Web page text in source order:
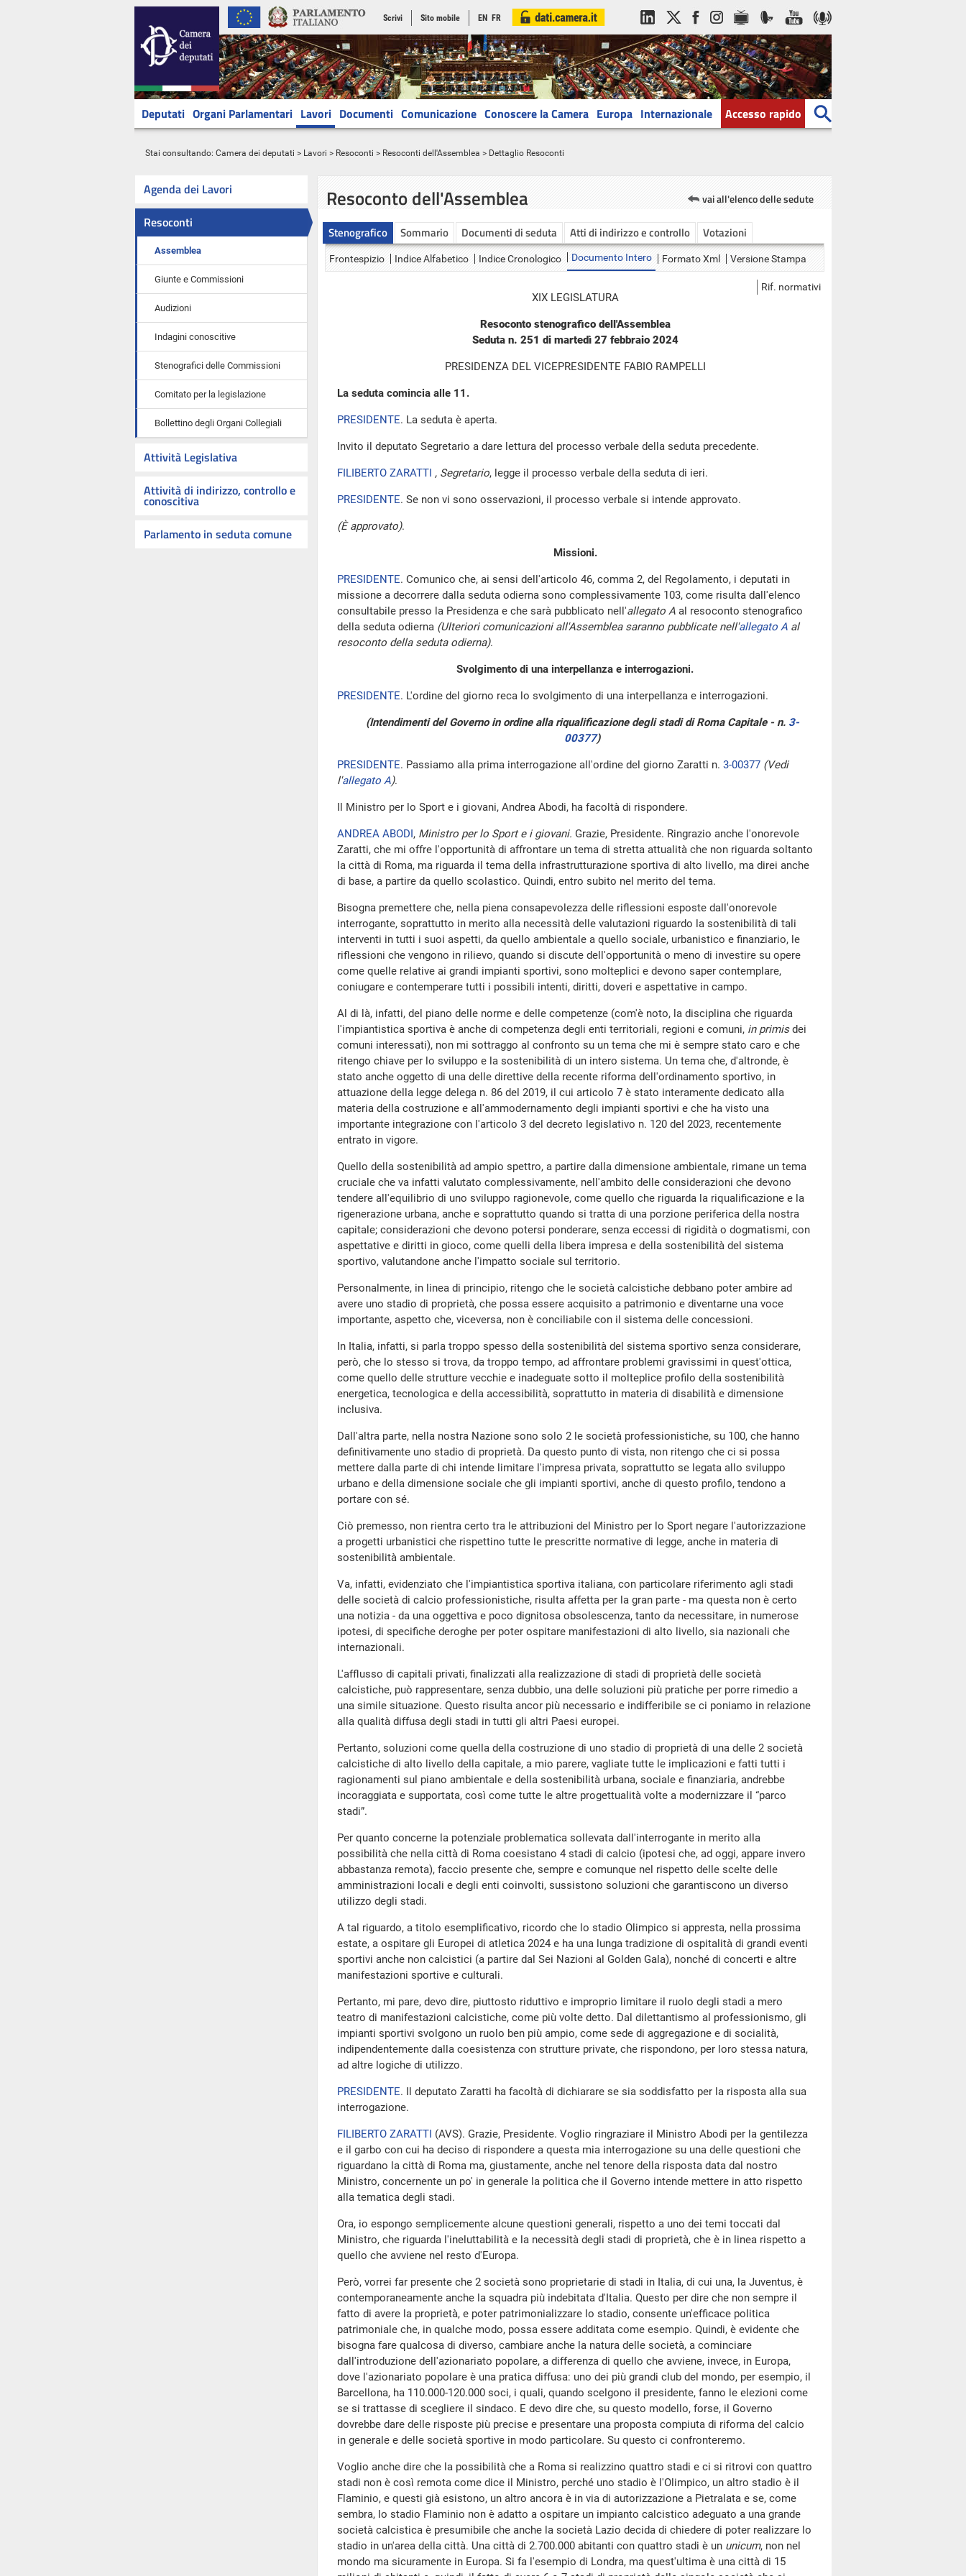
Scrivi Sito mobile EN FR
Deputati Organi Parlamentari Lavori Documenti Comunicazione Conoscere la Camera Europa Internazionale Accesso rapido
Stai consultando: Camera dei deputati > Lavori > Resoconti > Resoconti dell'Assemblea > Dettaglio Resoconti
Agenda dei Lavori
Resoconti
Assemblea
Giunte e Commissioni
Audizioni
Indagini conoscitive
Stenografici delle Commissioni
Comitato per la legislazione
Bollettino degli Organi Collegiali
Attività Legislativa
Attività di indirizzo, controllo e
conoscitiva
Parlamento in seduta comune
Resoconto dell'Assemblea vai all'elenco delle sedute
Stenografico Sommario Documenti di seduta Atti di indirizzo e controllo Votazioni
Frontespizio Indice Alfabetico Indice Cronologico Documento Intero Formato Xml Versione Stampa
Rif. normativi
XIX LEGISLATURA
Resoconto stenografico dell'Assemblea
Seduta n. 251 di martedì 27 febbraio 2024
PRESIDENZA DEL VICEPRESIDENTE FABIO RAMPELLI
La seduta comincia alle 11.
PRESIDENTE. La seduta è aperta.
Invito il deputato Segretario a dare lettura del processo verbale della seduta precedente.
FILIBERTO ZARATTI , Segretario, legge il processo verbale della seduta di ieri.
PRESIDENTE. Se non vi sono osservazioni, il processo verbale si intende approvato.
(È approvato).
Missioni.
PRESIDENTE. Comunico che, ai sensi dell'articolo 46, comma 2, del Regolamento, i deputati in
missione a decorrere dalla seduta odierna sono complessivamente 103, come risulta dall'elenco
consultabile presso la Presidenza e che sarà pubblicato nell'allegato A al resoconto stenografico
della seduta odierna (Ulteriori comunicazioni all'Assemblea saranno pubblicate nell'allegato A al
resoconto della seduta odierna).
Svolgimento di una interpellanza e interrogazioni.
PRESIDENTE. L'ordine del giorno reca lo svolgimento di una interpellanza e interrogazioni.
(Intendimenti del Governo in ordine alla riqualificazione degli stadi di Roma Capitale - n. 3-
00377)
PRESIDENTE. Passiamo alla prima interrogazione all'ordine del giorno Zaratti n. 3-00377 (Vedi
l'allegato A).
Il Ministro per lo Sport e i giovani, Andrea Abodi, ha facoltà di rispondere.
ANDREA ABODI, Ministro per lo Sport e i giovani. Grazie, Presidente. Ringrazio anche l'onorevole
Zaratti, che mi offre l'opportunità di affrontare un tema di stretta attualità che non riguarda soltanto
la città di Roma, ma riguarda il tema della infrastrutturazione sportiva di alto livello, ma direi anche
di base, a partire da quello scolastico. Quindi, entro subito nel merito del tema.
Bisogna premettere che, nella piena consapevolezza delle riflessioni esposte dall'onorevole
interrogante, soprattutto in merito alla necessità delle valutazioni riguardo la sostenibilità di tali
interventi in tutti i suoi aspetti, da quello ambientale a quello sociale, urbanistico e finanziario, le
riflessioni che vengono in rilievo, quando si discute dell'opportunità o meno di investire su opere
come quelle relative ai grandi impianti sportivi, sono molteplici e devono saper contemplare,
coniugare e contemperare tutti i possibili intenti, diritti, doveri e aspettative in campo.
Al di là, infatti, del piano delle norme e delle competenze (com'è noto, la disciplina che riguarda
l'impiantistica sportiva è anche di competenza degli enti territoriali, regioni e comuni, in primisdei
comuni interessati), non mi sottraggo al confronto su un tema che mi è sempre stato caro e che
ritengo chiave per lo sviluppo e la sostenibilità di un intero sistema. Un tema che, d'altronde, è
stato anche oggetto di una delle direttive della recente riforma dell'ordinamento sportivo, in
attuazione della legge delega n. 86 del 2019, il cui articolo 7 è stato interamente dedicato alla
materia della costruzione e all'ammodernamento degli impianti sportivi e che ha visto una
importante integrazione con l'articolo 3 del decreto legislativo n. 120 del 2023, recentemente
entrato in vigore.
Quello della sostenibilità ad ampio spettro, a partire dalla dimensione ambientale, rimane un tema
cruciale che va infatti valutato complessivamente, nell'ambito delle considerazioni che devono
tendere all'equilibrio di uno sviluppo ragionevole, come quello che riguarda la riqualificazione e la
rigenerazione urbana, anche e soprattutto quando si tratta di una porzione periferica della nostra
capitale; considerazioni che devono potersi ponderare, senza eccessi di rigidità o dogmatismi, con
aspettative e diritti in gioco, come quelli della libera impresa e della sostenibilità del sistema
sportivo, valutandone anche l'impatto sociale sul territorio.
Personalmente, in linea di principio, ritengo che le società calcistiche debbano poter ambire ad
avere uno stadio di proprietà, che possa essere acquisito a patrimonio e diventarne una voce
importante, aspetto che, viceversa, non è conciliabile con il sistema delle concessioni.
In Italia, infatti, si parla troppo spesso della sostenibilità del sistema sportivo senza considerare,
però, che lo stesso si trova, da troppo tempo, ad affrontare problemi gravissimi in quest'ottica,
come quello delle strutture vecchie e inadeguate sotto il molteplice profilo della sostenibilità
energetica, tecnologica e della accessibilità, soprattutto in materia di disabilità e dimensione
inclusiva.
Dall'altra parte, nella nostra Nazione sono solo 2 le società professionistiche, su 100, che hanno
definitivamente uno stadio di proprietà. Da questo punto di vista, non ritengo che ci si possa
mettere dalla parte di chi intende limitare l'impresa privata, soprattutto se legata allo sviluppo
urbano e della dimensione sociale che gli impianti sportivi, anche di questo profilo, tendono a
portare con sé.
Ciò premesso, non rientra certo tra le attribuzioni del Ministro per lo Sport negare l'autorizzazione
a progetti urbanistici che rispettino tutte le prescritte normative di legge, anche in materia di
sostenibilità ambientale.
Va, infatti, evidenziato che l'impiantistica sportiva italiana, con particolare riferimento agli stadi
delle società di calcio professionistiche, risulta affetta per la gran parte - ma questa non è certo
una notizia - da una oggettiva e poco dignitosa obsolescenza, tanto da necessitare, in numerose
ipotesi, di specifiche deroghe per poter ospitare manifestazioni di alto livello, sia nazionali che
internazionali.
L'afflusso di capitali privati, finalizzati alla realizzazione di stadi di proprietà delle società
calcistiche, può rappresentare, senza dubbio, una delle soluzioni più pratiche per porre rimedio a
una simile situazione. Questo risulta ancor più necessario e indifferibile se ci poniamo in relazione
alla qualità diffusa degli stadi in tutti gli altri Paesi europei.
Pertanto, soluzioni come quella della costruzione di uno stadio di proprietà di una delle 2 società
calcistiche di alto livello della capitale, a mio parere, vagliate tutte le implicazioni e fatti tutti i
ragionamenti sul piano ambientale e della sostenibilità urbana, sociale e finanziaria, andrebbe
incoraggiata e supportata, così come tutte le altre progettualità volte a modernizzare il “parco
stadi”.
Per quanto concerne la potenziale problematica sollevata dall'interrogante in merito alla
possibilità che nella città di Roma coesistano 4 stadi di calcio (ipotesi che, ad oggi, appare invero
abbastanza remota), faccio presente che, sempre e comunque nel rispetto delle scelte delle
amministrazioni locali e degli enti coinvolti, sussistono soluzioni che garantiscono un diverso
utilizzo degli stadi.
A tal riguardo, a titolo esemplificativo, ricordo che lo stadio Olimpico si appresta, nella prossima
estate, a ospitare gli Europei di atletica 2024 e ha una lunga tradizione di ospitalità di grandi eventi
sportivi anche non calcistici (a partire dal Sei Nazioni al Golden Gala), nonché di concerti e altre
manifestazioni sportive e culturali.
Pertanto, mi pare, devo dire, piuttosto riduttivo e improprio limitare il ruolo degli stadi a mero
teatro di manifestazioni calcistiche, come più volte detto. Dal dilettantismo al professionismo, gli
impianti sportivi svolgono un ruolo ben più ampio, come sede di aggregazione e di socialità,
indipendentemente dalla coesistenza con strutture private, che rispondono, per loro stessa natura,
ad altre logiche di utilizzo.
PRESIDENTE. Il deputato Zaratti ha facoltà di dichiarare se sia soddisfatto per la risposta alla sua
interrogazione.
FILIBERTO ZARATTI (AVS). Grazie, Presidente. Voglio ringraziare il Ministro Abodi per la gentilezza
e il garbo con cui ha deciso di rispondere a questa mia interrogazione su una delle questioni che
riguardano la città di Roma ma, giustamente, anche nel tenore della risposta data dal nostro
Ministro, concernente un po' in generale la politica che il Governo intende mettere in atto rispetto
alla tematica degli stadi.
Ora, io espongo semplicemente alcune questioni generali, rispetto a uno dei temi toccati dal
Ministro, che riguarda l'ineluttabilità e la necessità degli stadi di proprietà, che è in linea rispetto a
quello che avviene nel resto d'Europa.
Però, vorrei far presente che 2 società sono proprietarie di stadi in Italia, di cui una, la Juventus, è
contemporaneamente anche la squadra più indebitata d'Italia. Questo per dire che non sempre il
fatto di avere la proprietà, e poter patrimonializzare lo stadio, consente un'efficace politica
patrimoniale che, in qualche modo, possa essere additata come esempio. Quindi, è evidente che
bisogna fare qualcosa di diverso, cambiare anche la natura delle società, a cominciare
dall'introduzione dell'azionariato popolare, a differenza di quello che avviene, invece, in Europa,
dove l'azionariato popolare è una pratica diffusa: uno dei più grandi club del mondo, per esempio, il
Barcellona, ha 110.000-120.000 soci, i quali, quando scelgono il presidente, fanno le elezioni come
se si trattasse di scegliere il sindaco. E devo dire che, su questo modello, forse, il Governo
dovrebbe dare delle risposte più precise e presentare una proposta compiuta di riforma del calcio
in generale e delle società sportive in modo particolare. Su questo ci confronteremo.
Voglio anche dire che la possibilità che a Roma si realizzino quattro stadi e ci si ritrovi con quattro
stadi non è così remota come dice il Ministro, perché uno stadio è l'Olimpico, un altro stadio è il
Flaminio, e questi già esistono, un altro ancora è in via di autorizzazione a Pietralata e se, come
sembra, lo stadio Flaminio non è adatto a ospitare un impianto calcistico adeguato a una grande
società calcistica è presumibile che anche la società Lazio decida di chiedere di poter realizzare lo
stadio in un'area della città. Una città di 2.700.000 abitanti con quattro stadi è un unicum, non nel
mondo ma sicuramente in Europa. Si fa l'esempio di Londra, ma quest'ultima è una città di 15